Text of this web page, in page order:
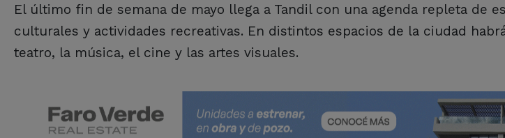
El último fin de semana de mayo llega a Tandil con una agenda repleta de
culturales y actividades recreativas. En distintos espacios de la ciudad
teatro, la música, el cine y las artes visuales.